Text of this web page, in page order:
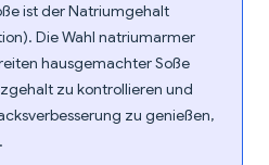
ist der Natriumgehalt
Die Wahl natriumarmer
hausgemachter Soße
zu kontrollieren und
zu genießen,